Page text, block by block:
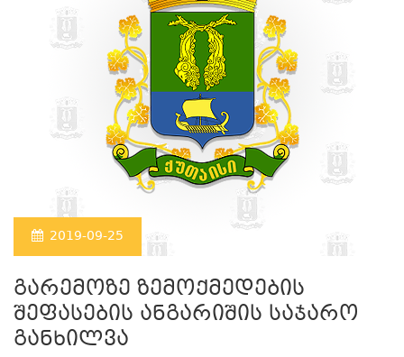
2019-09-25
გარემოზე ზემოქმედების
შეფასების ანგარიშის საჯარო
განხილვა